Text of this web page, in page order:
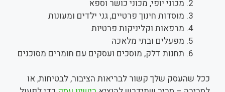
מכוני יופי, מכוני כושר וספא
מוסדות חינוך פרטיים, גני ילדים ומעונות
מרפאות וקליניקות פרטיות
מפעלים ובתי מלאכה
תחנות דלק, מוסכים ועסקים עם חומרים מסוכנים
ככל שהעסק שלך קשור לבריאות הציבור, לבטיחות, או